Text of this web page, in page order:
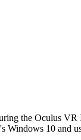
the Oculus
Windows 10 and